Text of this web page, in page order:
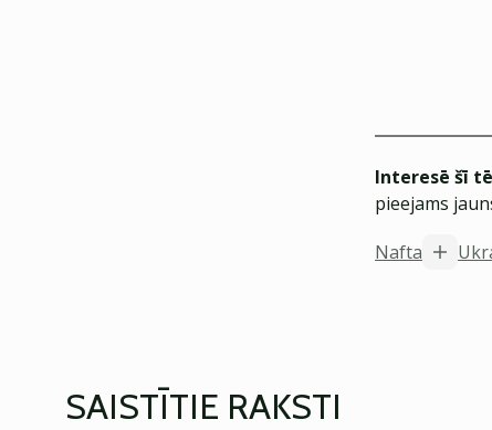
Interesē šī
pieejams
Nafta
SAISTĪTIE RAKSTI